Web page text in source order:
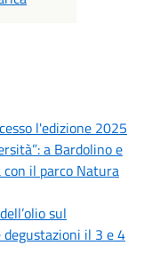
l'edizione 2025
a Bardolino e
il parco Natura
sul
il 3 e 4